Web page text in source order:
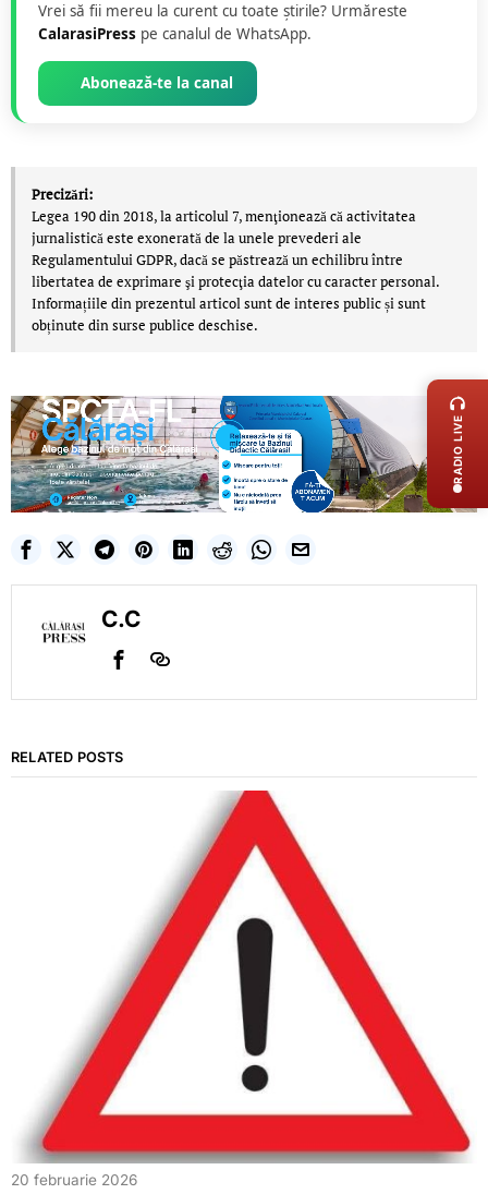
Vrei să fii mereu la curent cu toate știrile? Urmăreste
CalarasiPress pe canalul de WhatsApp.
Abonează-te la canal
Precizări:
Legea 190 din 2018, la articolul 7, menţionează că activitatea
jurnalistică este exonerată de la unele prevederi ale
Regulamentului GDPR, dacă se păstrează un echilibru între
libertatea de exprimare şi protecţia datelor cu caracter personal.
Informațiile din prezentul articol sunt de interes public și sunt
obținute din surse publice deschise.
C.C
RELATED POSTS
20 februarie 2026
RADIO LIVE